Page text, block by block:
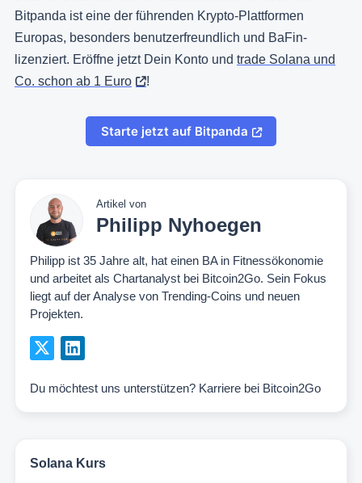
Bitpanda ist eine der führenden Krypto-Plattformen
Europas, besonders benutzerfreundlich und BaFin-
lizenziert. Eröffne jetzt Dein Konto und trade Solana und
Co. schon ab 1 Euro
!
Starte jetzt auf Bitpanda
Artikel von
Philipp Nyhoegen
Philipp ist 35 Jahre alt, hat einen BA in Fitnessökonomie
und arbeitet als Chartanalyst bei Bitcoin2Go. Sein Fokus
liegt auf der Analyse von Trending-Coins und neuen
Projekten.
Du möchtest uns unterstützen? Karriere bei Bitcoin2Go
Solana Kurs